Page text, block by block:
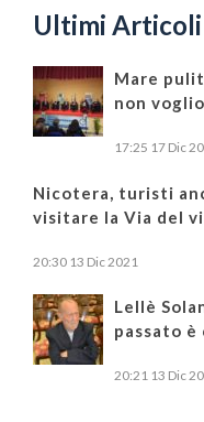
Ultimi Articoli
Mare
non
17:25 17 Dic
Nicotera, turisti
visitare la Via del
20:30 13 Dic 2021
Lellè
passato
20:21 13 Dic